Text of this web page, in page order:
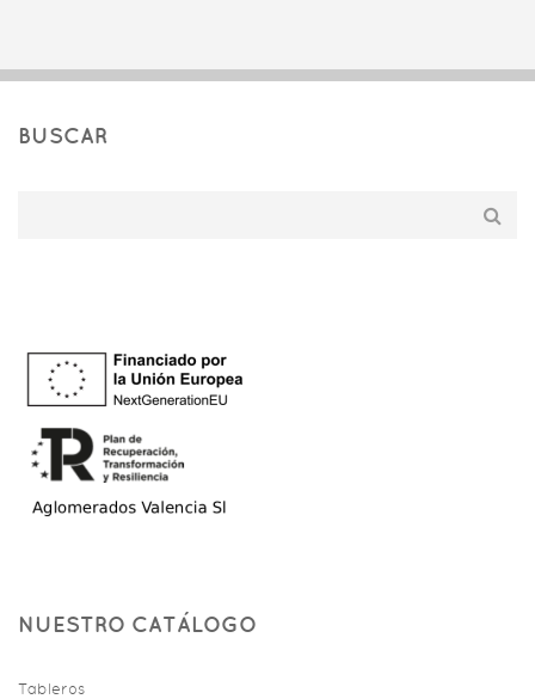
BUSCAR
NUESTRO CATÁLOGO
Tableros